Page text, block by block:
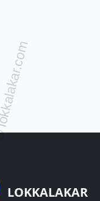
LOKKALAKAR